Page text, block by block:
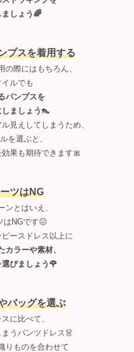
しょう🌈
プスを着用する
の際にはもちろん、
ルでも
パンプスを
ましょう👠
見えしてしまうため、
を選ぶと、
果も期待できます🎀
ツはNG
ンとはいえ、
はNGです😖
ースドレス以上に
カラーや素材、
びましょう🌹
バッグを選ぶ
に比べて、
うパンツドレス👗
りものを合わせて